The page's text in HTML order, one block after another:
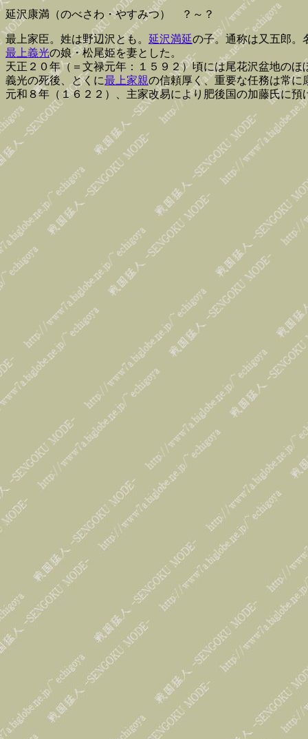
延沢康満（のべさわ・やすみつ） ？～？
最上家臣。姓は野辺沢とも。 延沢満延の子。通称は又五郎。
最上義光の娘・松尾姫を妻とした。
天正２０年（＝文禄元年：１５９２）頃には尾花沢盆地のほ
義光の死後、とくに最上家親の信頼厚く、重要な任務は常に
元和８年（１６２２）、主家改易により肥後国の加藤氏に預